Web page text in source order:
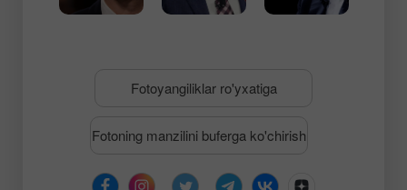
Fotoyangiliklar ro'yxatiga
Fotoning manzilini buferga ko'chirish